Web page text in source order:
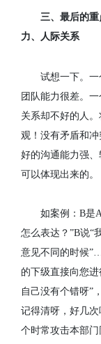
三、最后的
力、人际关系
试想一下。
团队能力很差。
关系却不好的人
观！没有矛盾和
好的沟通能力强
可以体现出来的。
如案例： B是
怎么表达？ ”B说“
意见不同的时候
的下级直接向您
自己没有个错呀”
记得清呀，好几次
个时常攻击本部